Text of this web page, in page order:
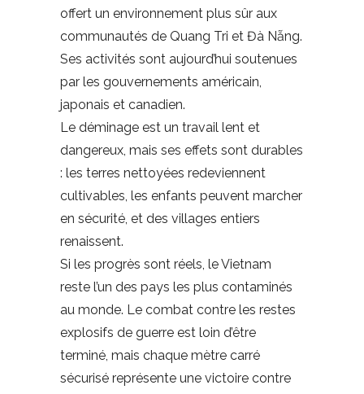
offert un environnement plus sûr aux
communautés de Quang Tri et Đà Nẵng.
Ses activités sont aujourd’hui soutenues
par les gouvernements américain,
japonais et canadien.
Le déminage est un travail lent et
dangereux, mais ses effets sont durables
: les terres nettoyées redeviennent
cultivables, les enfants peuvent marcher
en sécurité, et des villages entiers
renaissent.
Si les progrès sont réels, le Vietnam
reste l’un des pays les plus contaminés
au monde. Le combat contre les restes
explosifs de guerre est loin d’être
terminé, mais chaque mètre carré
sécurisé représente une victoire contre